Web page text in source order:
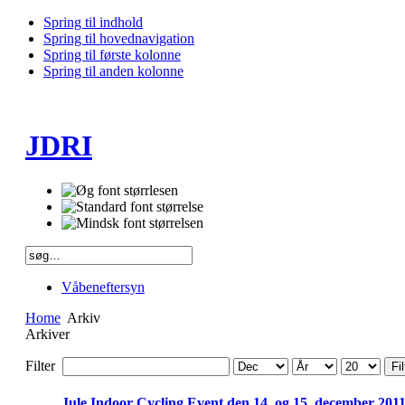
Spring til indhold
Spring til hovednavigation
Spring til første kolonne
Spring til anden kolonne
JDRI
Våbeneftersyn
Home Arkiv
Arkiver
Filter